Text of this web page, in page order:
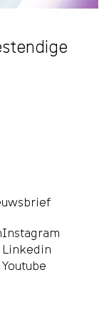
Instagram
Linkedin
Youtube